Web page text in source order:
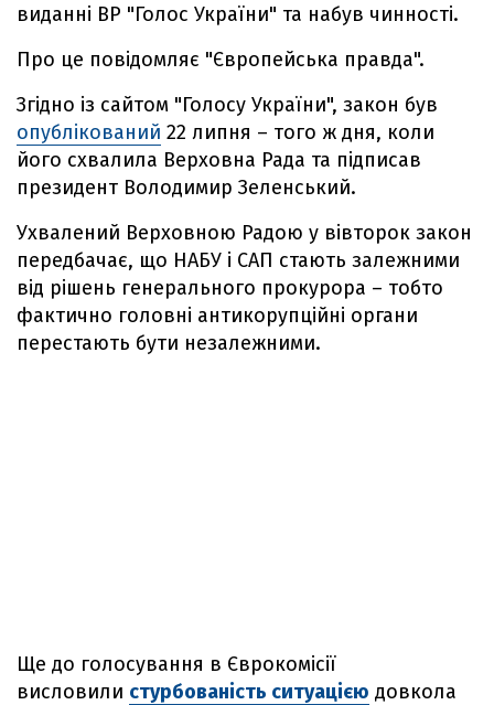
виданні ВР "Голос України" та набув чинності.
Про це повідомляє "Європейська правда".
Згідно із сайтом "Голосу України", закон був
опублікований 22 липня – того ж дня, коли
його схвалила Верховна Рада та підписав
президент Володимир Зеленський.
Ухвалений Верховною Радою у вівторок закон
передбачає, що НАБУ і САП стають залежними
від рішень генерального прокурора – тобто
фактично головні антикорупційні органи
перестають бути незалежними.
Ще до голосування в Єврокомісії
висловили стурбованість ситуацією довкола